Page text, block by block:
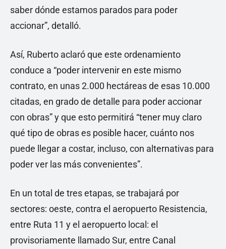
saber dónde estamos parados para poder
accionar”, detalló.
Así, Ruberto aclaró que este ordenamiento
conduce a “poder intervenir en este mismo
contrato, en unas 2.000 hectáreas de esas 10.000
citadas, en grado de detalle para poder accionar
con obras” y que esto permitirá “tener muy claro
qué tipo de obras es posible hacer, cuánto nos
puede llegar a costar, incluso, con alternativas para
poder ver las más convenientes”.
En un total de tres etapas, se trabajará por
sectores: oeste, contra el aeropuerto Resistencia,
entre Ruta 11 y el aeropuerto local: el
provisoriamente llamado Sur, entre Canal